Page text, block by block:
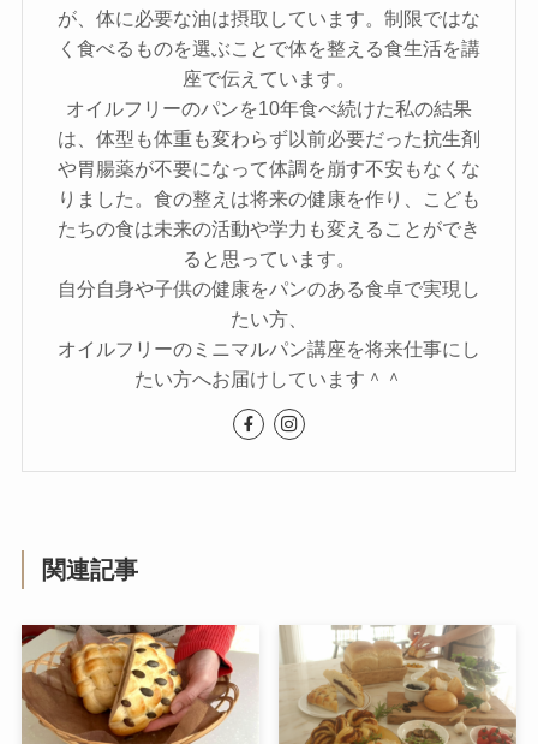
が、体に必要な油は摂取しています。制限ではな
く食べるものを選ぶことで体を整える食生活を講
座で伝えています。
オイルフリーのパンを10年食べ続けた私の結果
は、体型も体重も変わらず以前必要だった抗生剤
や胃腸薬が不要になって体調を崩す不安もなくな
りました。食の整えは将来の健康を作り、こども
たちの食は未来の活動や学力も変えることができ
ると思っています。
自分自身や子供の健康をパンのある食卓で実現し
たい方、
オイルフリーのミニマルパン講座を将来仕事にし
たい方へお届けしています＾＾
関連記事